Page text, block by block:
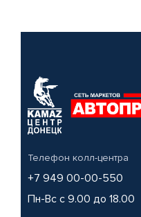
Телефон колл-центра
+7 949 00-00-550
Пн-Вс с 9.00 до 18.00